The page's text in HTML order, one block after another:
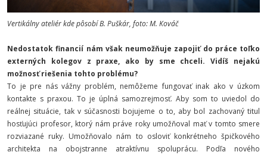
Vertikálny ateliér kde pôsobí B. Puškár, foto: M. Kováč
Nedostatok financií nám však neumožňuje zapojiť do práce toľko
externých kolegov z praxe, ako by sme chceli. Vidíš nejakú
možnosť riešenia tohto problému?
To je pre nás vážny problém, nemôžeme fungovať inak ako v úzkom
kontakte s praxou. To je úplná samozrejmosť. Aby som to uviedol do
reálnej situácie, tak v súčasnosti bojujeme o to, aby bol zachovaný titul
hosťujúci profesor, ktorý nám práve roky umožňoval mať v tomto smere
rozviazané ruky. Umožňovalo nám to osloviť konkrétneho špičkového
architekta na obojstranne atraktívnu spoluprácu. Podľa nového